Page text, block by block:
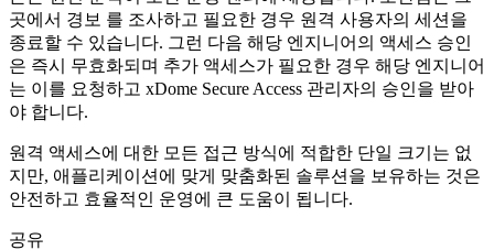
곳에서 경보 를 조사하고 필요한 경우 원격 사용자의 세션을
종료할 수 있습니다. 그런 다음 해당 엔지니어의 액세스 승인
은 즉시 무효화되며 추가 액세스가 필요한 경우 해당 엔지니어
는 이를 요청하고 xDome Secure Access 관리자의 승인을 받아
야 합니다.
원격 액세스에 대한 모든 접근 방식에 적합한 단일 크기는 없
지만, 애플리케이션에 맞게 맞춤화된 솔루션을 보유하는 것은
안전하고 효율적인 운영에 큰 도움이 됩니다.
공유